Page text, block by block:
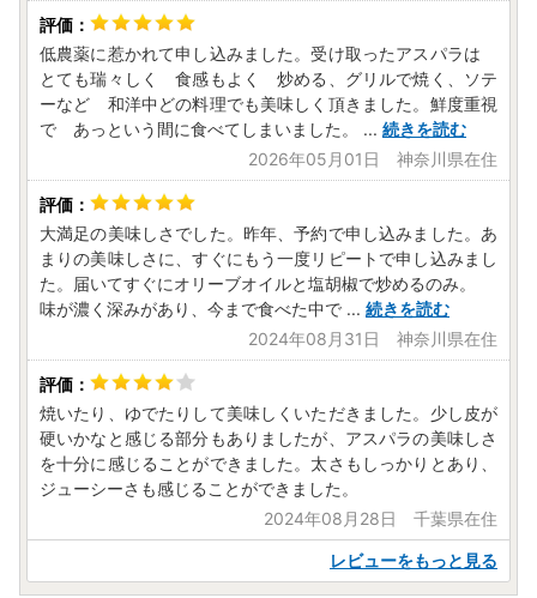
※高山市はワンストップ特例申請受付業務を外部委託してい
ます。
※受付処理の都合上、特殊な郵便番号を使用しています。
【返礼品についてのお問合せ】
■ふるさと納税サポートセンター
TEL：0577-57-8877
MAIL：takayama@furusato-mail.com
受付時間：平日9：00～17：00
土日祝日のお問合せは翌営業日に回答いたします。
土日祝日のお問い合わせのご回答は致しかねますので、ご了
承ください
【書類の再発行・その他の事項に関するお問合せ（自治体担
当部署）】
■高山市役所 ブランド戦略課 ふるさと納税担当
メール：furusato@city.takayama.lg.jp
平日8：30～17：15（12/29〜1/3を除く）
低農薬に惹かれて申し込みました。受け取ったアスパラは
とても瑞々しく 食感もよく 炒める、グリルで焼く、ソテ
ーなど 和洋中どの料理でも美味しく頂きました。鮮度重視
で あっという間に食べてしまいました。
... 続きを読む
2026年05月01日 神奈川県在住
大満足の美味しさでした。昨年、予約で申し込みました。あ
まりの美味しさに、すぐにもう一度リピートで申し込みまし
た。届いてすぐにオリーブオイルと塩胡椒で炒めるのみ。
味が濃く深みがあり、今まで食べた中で ... 続きを読む
2024年08月31日 神奈川県在住
焼いたり、ゆでたりして美味しくいただきました。少し皮が
硬いかなと感じる部分もありましたが、アスパラの美味しさ
を十分に感じることができました。太さもしっかりとあり、
ジューシーさも感じることができました。
2024年08月28日 千葉県在住
レビューをもっと見る